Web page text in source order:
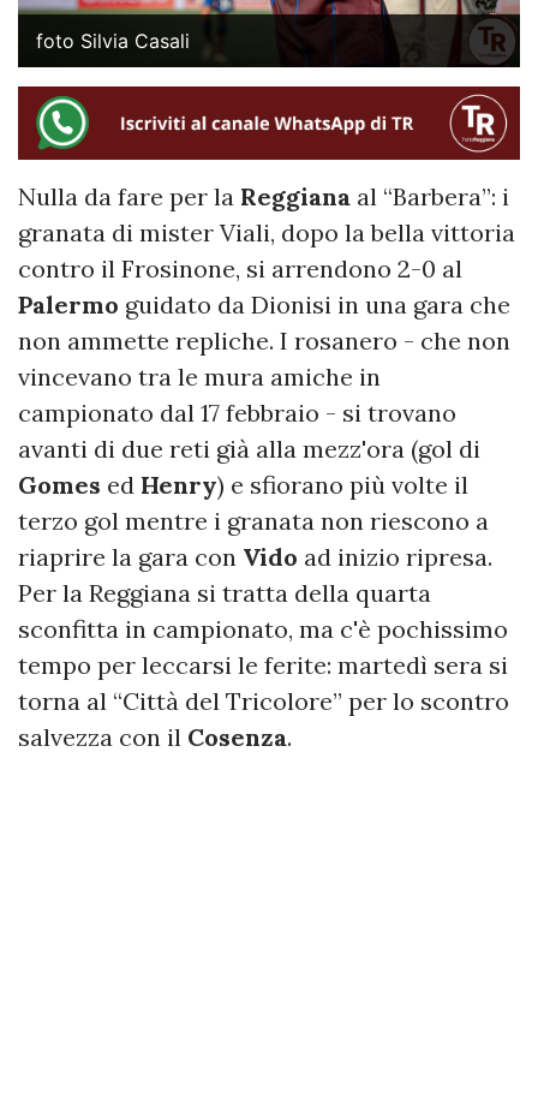
foto Silvia Casali
Nulla da fare per la Reggiana al “Barbera”: i
granata di mister Viali, dopo la bella vittoria
contro il Frosinone, si arrendono 2-0 al
Palermo guidato da Dionisi in una gara che
non ammette repliche. I rosanero - che non
vincevano tra le mura amiche in
campionato dal 17 febbraio - si trovano
avanti di due reti già alla mezz'ora (gol di
Gomes ed Henry) e sfiorano più volte il
terzo gol mentre i granata non riescono a
riaprire la gara con Vido ad inizio ripresa.
Per la Reggiana si tratta della quarta
sconfitta in campionato, ma c'è pochissimo
tempo per leccarsi le ferite: martedì sera si
torna al “Città del Tricolore” per lo scontro
salvezza con il Cosenza.